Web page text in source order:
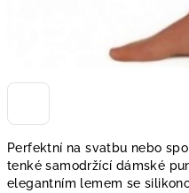
Perfektní na svatbu nebo
tenké samodržící dámské
elegantním lemem se